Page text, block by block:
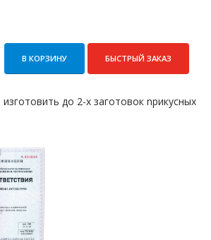
В КОРЗИНУ БЫСТРЫЙ ЗАКАЗ
до 2-х заготовок nрикусных